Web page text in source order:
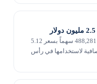
أعلنت iSpecimen Inc عن طرح خاص لـ 488,281 سهماً بسعر 5.12
مليون دولار صافية لاستخدامها في رأس